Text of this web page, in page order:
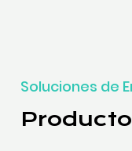
Soluciones de